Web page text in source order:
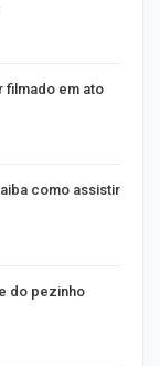
filmado em ato
como assistir
do pezinho